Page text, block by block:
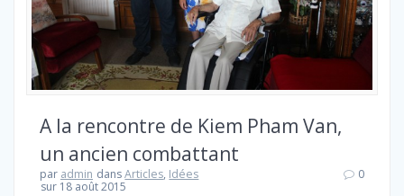
A la rencontre de Kiem Pham Van,
un ancien combattant
par admin dansArticles, Idées
sur 18 août 2015
0